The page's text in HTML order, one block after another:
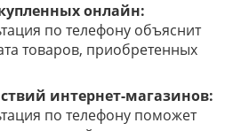
онлайн:
по телефону объяснит
товаров, приобретенных
интернет-магазинов:
по телефону поможет